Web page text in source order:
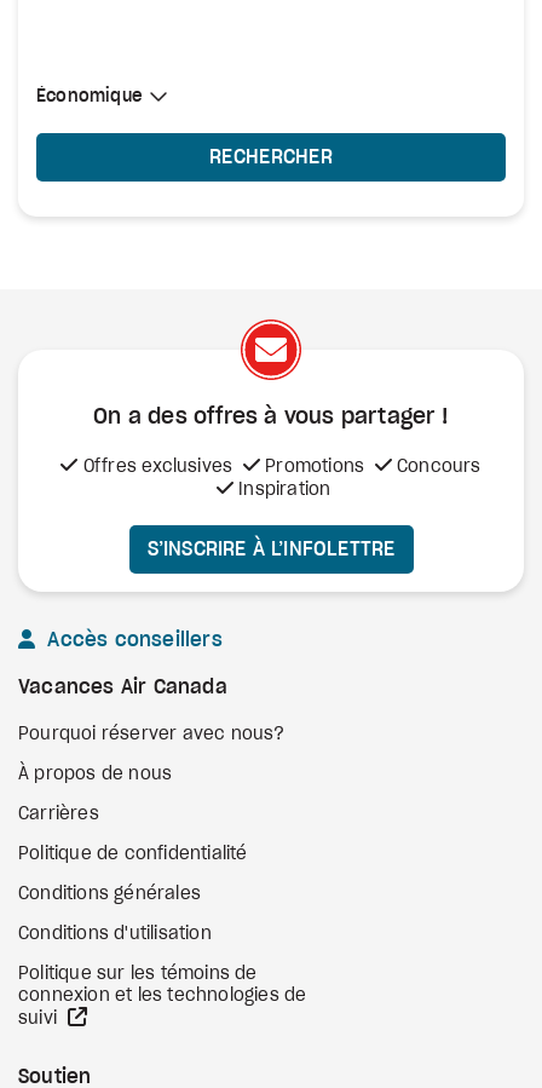
Sélectionner une cabine
Économique
Économique
RECHERCHER
On a des offres à vous partager !
Offres exclusives Promotions
Concours
Inspiration
S’INSCRIRE À L’INFOLETTRE
Accès conseillers
Vacances Air Canada
Pourquoi réserver avec nous?
À propos de nous
Carrières
Politique de confidentialité
Conditions générales
Conditions d'utilisation
Politique sur les témoins de
connexion et les technologies de
suivi
Soutien